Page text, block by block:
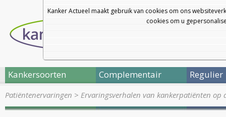
Kanker Actueel maakt gebruik van cookies om ons
cookies om u
Kankersoorten Complementair Regulier
Patiëntenervaringen > Ervaringsverhalen van kankerpatiënten op